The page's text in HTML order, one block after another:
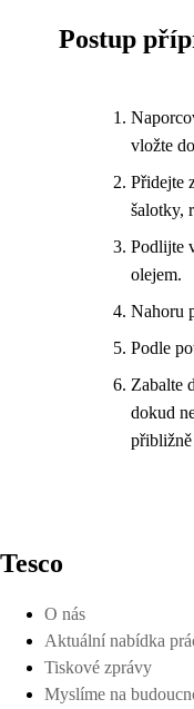
Postup
vložte
Přidejte
šalotky,
Podlijte
olejem.
Nahoru
Podle
Zabalte
dokud
Tesco
O nás
Aktuální nabídka
Tiskové zprávy
Myslíme na